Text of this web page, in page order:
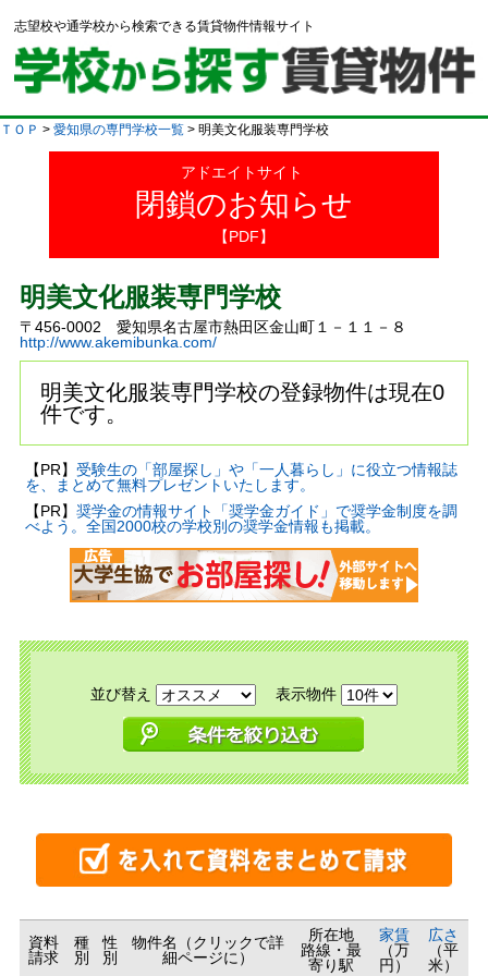
志望校や通学校から検索できる賃貸物件情報サイト
ＴＯＰ > 愛知県の専門学校一覧 > 明美文化服装専門学校
アドエイトサイト
閉鎖のお知らせ
【PDF】
明美文化服装専門学校
〒456-0002 愛知県名古屋市熱田区金山町１－１１－８
http://www.akemibunka.com/
明美文化服装専門学校の登録物件は現在0
件です。
【PR】 受験生の「部屋探し」や「一人暮らし」に役立つ情報誌
を、まとめて無料プレゼントいたします。
【PR】 奨学金の情報サイト「奨学金ガイド」で奨学金制度を調
べよう。全国2000校の学校別の奨学金情報も掲載。
並び替え 表示物件
資料
請求
種
別
性
別
物件名（クリックで詳
細ページに）
所在地
路線・最
寄り駅
家賃
（万
円）
広さ
（平
米）